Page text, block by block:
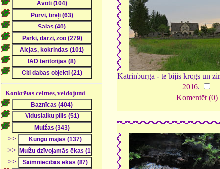
Konkrētas celtnes, veidojumi
>>
>>
>>
Katrinburga - te bijis krogs un
2016.
Komentēt (0)